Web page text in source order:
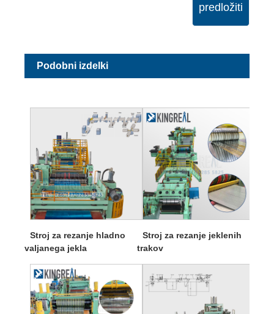
predložiti
Podobni izdelki
Stroj za rezanje hladno
valjanega jekla
Stroj za rezanje jeklenih
trakov